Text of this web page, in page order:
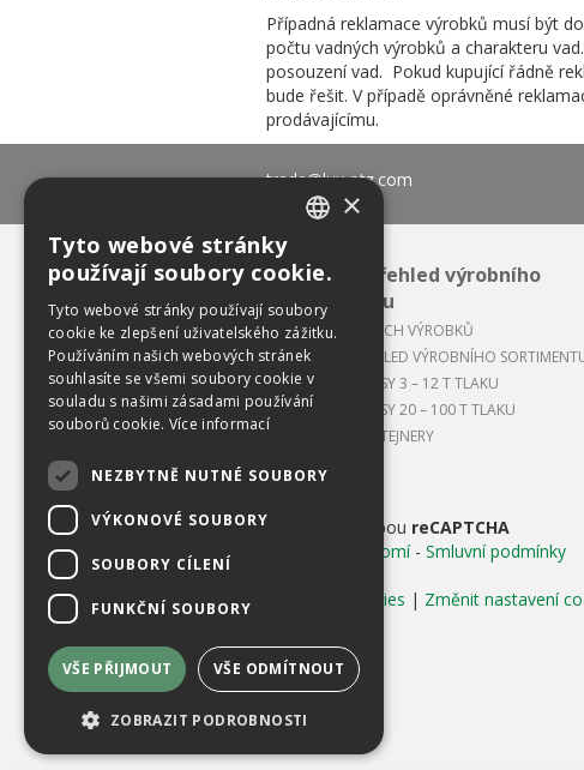
Případná reklamace výrobků musí být
počtu vadných výrobků a charakteru
posouzení vad. Pokud kupující řádně
bude řešit. V případě oprávněné
prodávajícímu.
trade@lux-ptz.com
Celkový přehled výrobního
sortimentu
APLIKACE NAŠICH VÝROBKŮ
CELKOVÝ PŘEHLED VÝROBNÍHO
BALÍKOVACÍ LISY 3 – 12 T TLAKU
BALÍKOVACÍ LISY 20 – 100 T TLAKU
LISOVACÍ KONTEJNERY
Chráněno službou reCAPTCHA
Ochrana soukromí - Smluvní podmínky
Používání cookies | Změnit nastavení
×
Tyto webové stránky
používají soubory cookie.
Tyto webové stránky používají soubory
cookie ke zlepšení uživatelského zážitku.
Používáním našich webových stránek
souhlasíte se všemi soubory cookie v
souladu s našimi zásadami používání
souborů cookie. Více informací
NEZBYTNĚ NUTNÉ SOUBORY
VÝKONOVÉ SOUBORY
SOUBORY CÍLENÍ
FUNKČNÍ SOUBORY
VŠE PŘIJMOUT VŠE ODMÍTNOUT
ZOBRAZIT PODROBNOSTI